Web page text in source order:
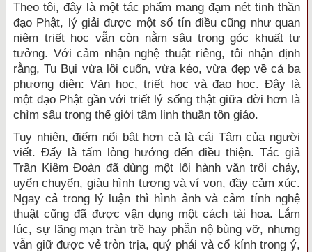
Theo tôi, đây là một tác phẩm mang đạm nét tinh thần
đạo Phật, lý giải được một số tín điều cũng như quan
niệm triết học vẫn còn nằm sâu trong góc khuất tư
tưởng. Với cảm nhận nghệ thuật riêng, tôi nhận định
rằng, Tu Bụi vừa lôi cuốn, vừa kéo, vừa đẹp về cả ba
phương diện: Văn học, triết học và đạo học. Đây là
một đạo Phật gần với triết lý sống thật giữa đời hơn là
chìm sâu trong thế giới tâm linh thuần tôn giáo.
Tuy nhiên, điểm nổi bật hơn cả là cái Tâm của người
viết. Đấy là tấm lòng hướng đến điều thiện. Tác giả
Trần Kiêm Đoàn đã dùng một lối hành văn trôi chảy,
uyển chuyển, giàu hình tượng và ví von, đầy cảm xúc.
Ngay cả trong lý luận thì hình ảnh và cảm tính nghệ
thuật cũng đã được vận dụng một cách tài hoa. Lắm
lúc, sự lãng mạn tràn trề hay phẫn nộ bùng vỡ, nhưng
vẫn giữ được vẻ tròn trịa, quý phái và cổ kính trong ý,